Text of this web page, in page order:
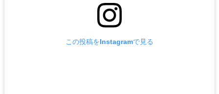
この投稿をInstagramで見る